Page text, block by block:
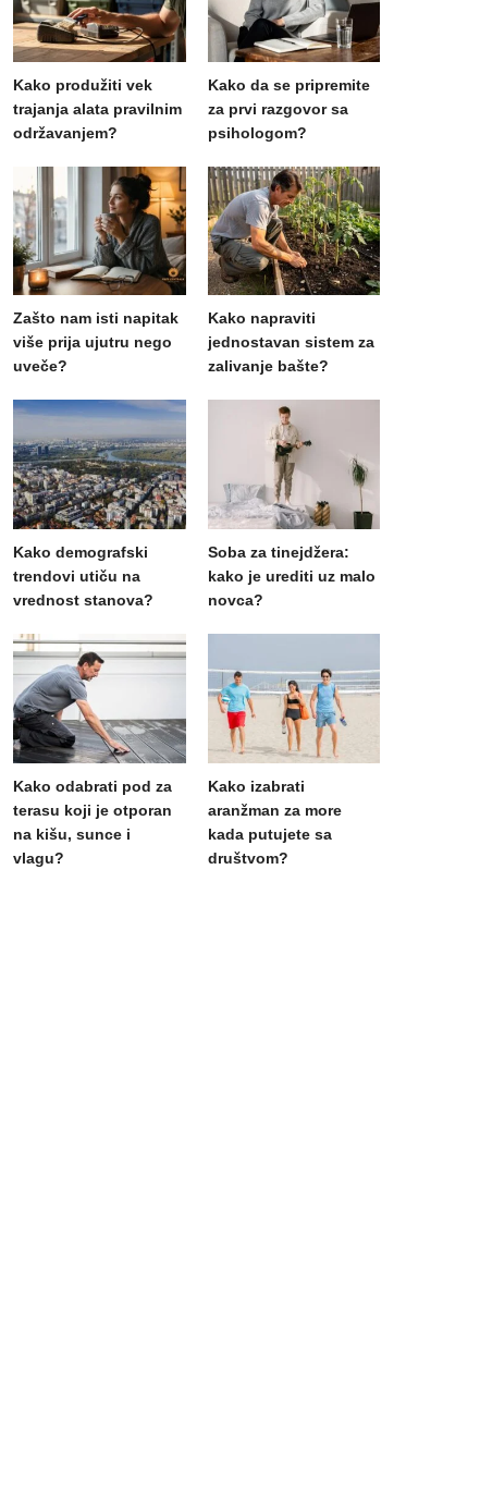
Kako produžiti vek
trajanja alata pravilnim
održavanjem?
Kako da se pripremite
za prvi razgovor sa
psihologom?
Zašto nam isti napitak
više prija ujutru nego
uveče?
Kako napraviti
jednostavan sistem za
zalivanje bašte?
Kako demografski
trendovi utiču na
vrednost stanova?
Soba za tinejdžera:
kako je urediti uz malo
novca?
Kako odabrati pod za
terasu koji je otporan
na kišu, sunce i
vlagu?
Kako izabrati
aranžman za more
kada putujete sa
društvom?